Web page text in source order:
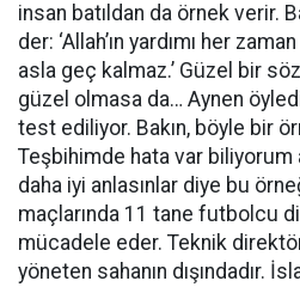
insan batıldan da örnek verir.
der: ‘Allah’ın yardımı her
asla geç kalmaz.’ Güzel bir
güzel olmasa da… Aynen
test ediliyor. Bakın, böyle bir
Teşbihimde hata var
daha iyi anlasınlar diye bu
maçlarında 11 tane futbolcu
mücadele eder. Teknik
yöneten sahanın dışındadır.